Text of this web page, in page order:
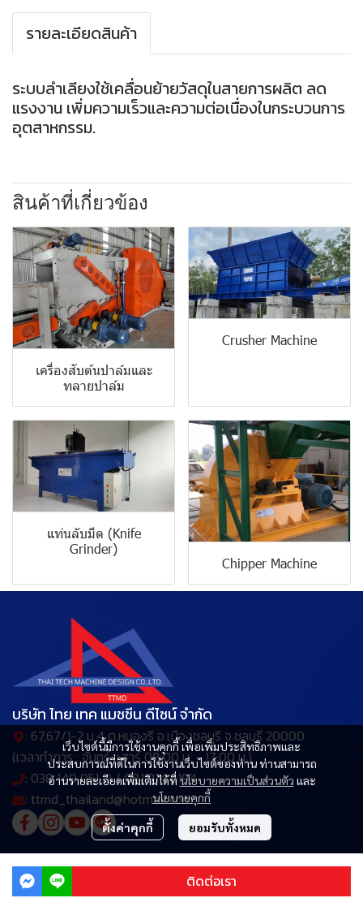
รายละเอียดสินค้า
ระบบลำเลียงใช้เคลื่อนย้ายวัสดุในสายการผลิต ลด
แรงงาน เพิ่มความเร็วและความต่อเนื่องในกระบวนการ
อุตสาหกรรม.
สินค้าที่เกี่ยวข้อง
เครื่องสับต้นปาล์มและ
ทลายปาล์ม
Crusher Machine
แท่นลับมีด (Knife
Grinder)
Chipper Machine
ติดต่อเรา
เว็บไซต์นี้มีการใช้งานคุกกี้ เพื่อเพิ่มประสิทธิภาพและ
ประสบการณ์ที่ดีในการใช้งานเว็บไซต์ของท่าน ท่านสามารถ
อ่านรายละเอียดเพิ่มเติมได้ที่นโยบายความเป็นส่วนตัว และ
นโยบายคุกกี้
ตั้งค่าคุกกี้ ยอมรับทั้งหมด
บริษัท ไทย เทค แมชชีน ดีไซน์ จำกัด
: 67,67/1-2 ม.4 ต.หนองรี อ.เมืองชลบุรี จ.ชลบุรี 20000
(เวลาทำการ : จันทร์-เสาร์ 08:00 น. - 17:00 น.)
: 038 140 051-2 / 081 914 6194
: ttmd_thailand@hotmail.com
© Copyright 2025 All Rights Reserved.